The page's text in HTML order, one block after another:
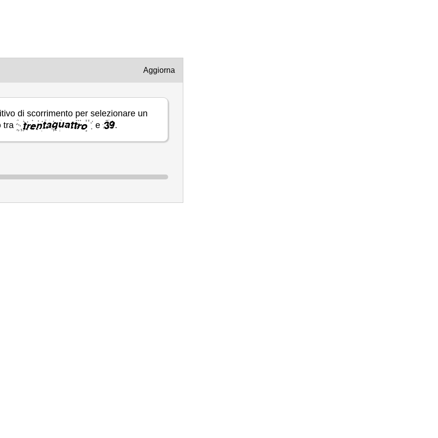
di scorrimento per selezionare un
tra
e .
Aggiorna